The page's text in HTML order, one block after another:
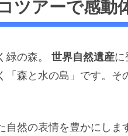
ツアーで感動
緑の森。 世界自然遺産に
「森と水の島」です。そ
然の表情を豊かにしま